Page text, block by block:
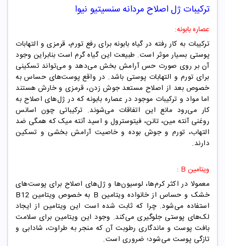
ترکیبات ژل اصلاح مردانه سنسیتیو نیوا
عصاره بابونه:
ترکیبات به کار رفته در گیاه بابونه برای رفع تورم، قرمزی و التهابات
پوستی بسیار موثر است. طبیعت این گیاه گرم است بنابراین وجود
آن بر روی صورت حس آرامش بخش می‌دهد و می‌تواند تسکینی
برای تورم و التهابات پوستی باشد. در واقع پوست‌های حساس به
خصوص بعد از اصلاح مستعد جوش زدن، قرمزی و خارش هستند
اما مواد و ترکیبات موجود در عصاره بابونه که در ژل‌های اصلاح به
کار می‌رود مانع این اتفاقات می‌شوند. ترکیباتی چون اسانس
روغنی آنته مین، تانن، فیتوسترول و اسید آنته میک که همگی ضد
التهاب، تورم و جوش بوده و خاصیت آرامش بخشی و تسکین
دارند.
ویتامین B :
معمولا در اکثر کرم‌ها، لوسیون‌ها و ژل‌های اصلاح برای پوست‌های
خشک و حساس از خانواده ویتامین B به خصوص ویتامین B12
استفاده می‌شود. چرا که ثابت شده است این ویتامین از ایجاد
لک‌های پوستی جلوگیری می‌کند. وجود این ویتامین برای سلامت
بافت پوست و ماندگاری رطوبت آن که منجر به طراوت، شادابی و
تازگی پوست می‌شود؛ ضروری است.